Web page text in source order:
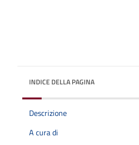
INDICE DELLA PAGINA
Descrizione
A cura di